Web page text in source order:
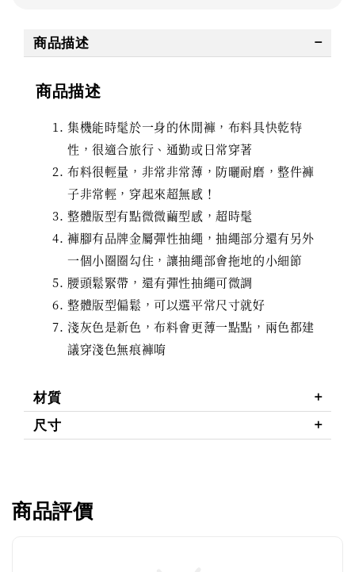
商品描述
商品描述
集機能時髦於一身的休閒褲，布料具快乾特
性，很適合旅行、通勤或日常穿著
布料很輕量，非常非常薄，防曬耐磨，整件褲
子非常輕，穿起來超無感！
整體版型有點微微繭型感，超時髦
褲腳有品牌金屬彈性抽繩，抽繩部分還有另外
一個小圈圈勾住，讓抽繩部會拖地的小細節
腰頭鬆緊帶，還有彈性抽繩可微調
整體版型偏鬆，可以選平常尺寸就好
淺灰色是新色，布料會更薄一點點，兩色都建
議穿淺色無痕褲唷
材質
尺寸
商品評價